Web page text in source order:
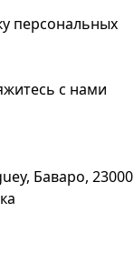
персональных
с нами
Баваро, 23000